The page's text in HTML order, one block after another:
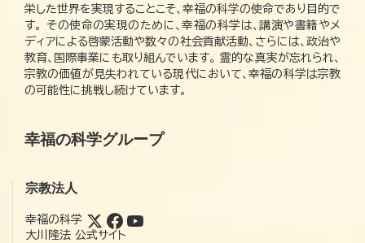
栄した世界を実現することこそ、幸福の科学の使命であり目的で
す。 その使命の実現のために、幸福の科学は、講演や書籍やメ
ディアによる啓蒙活動や数々の社会貢献活動、さらには、政治や
教育、国際事業にも取り組んでいます。 霊的な真実が忘れられ、
宗教の価値が見失われている現代において、幸福の科学は宗教
の可能性に挑戦し続けています。
幸福の科学グループ
宗教法人
幸福の科学
大川隆法 公式サイト